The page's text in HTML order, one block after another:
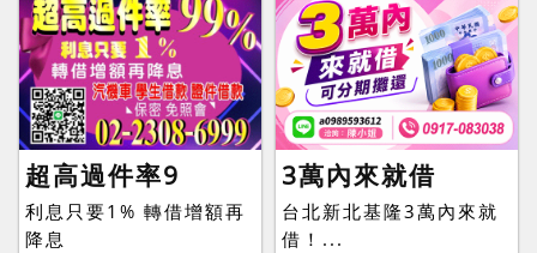
超高過件率9
利息只要1% 轉借增額再
降息
3萬內來就借
台北新北基隆3萬內來就
借！...